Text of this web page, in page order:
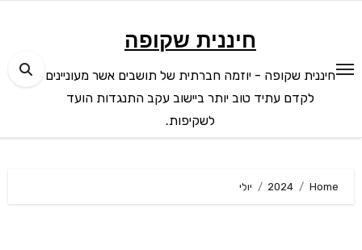
חיננית שקופה
חיננית שקופה - יוזמה חברתית של תושבים אשר מעוניינים
לקדם עתיד טוב יותר ביישוב עקב התנגדות הועד
לשקיפות.
Home
2024 יולי